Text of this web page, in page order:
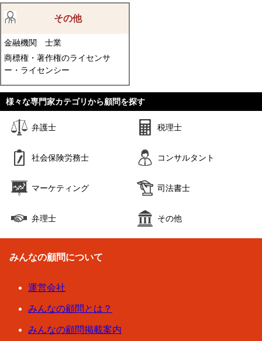
その他
金融機関
士業
商標権・著作権のライセンサ
ー・ライセンシー
様々な専門家カテゴリから顧問を探す
弁護士 税理士
社会保険労務士 コンサルタント
マーケティング 司法書士
弁理士 その他
みんなの顧問について
運営会社
みんなの顧問とは？
みんなの顧問掲載案内